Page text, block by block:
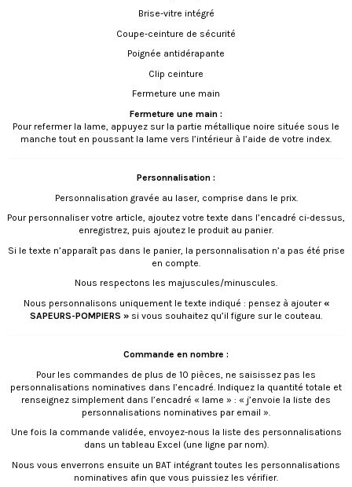
Brise-vitre intégré
Coupe-ceinture de sécurité
Poignée antidérapante
Clip ceinture
Fermeture une main
Fermeture une main :
Pour refermer la lame, appuyez sur la partie métallique noire située sous le
manche tout en poussant la lame vers l’intérieur à l’aide de votre index.
Personnalisation :
Personnalisation gravée au laser, comprise dans le prix.
Pour personnaliser votre article, ajoutez votre texte dans l’encadré ci-dessus,
enregistrez, puis ajoutez le produit au panier.
Si le texte n’apparaît pas dans le panier, la personnalisation n’a pas été prise
en compte.
Nous respectons les majuscules/minuscules.
Nous personnalisons uniquement le texte indiqué : pensez à ajouter«
SAPEURS-POMPIERS » si vous souhaitez qu’il figure sur le couteau.
Commande en nombre :
Pour les commandes de plus de 10 pièces, ne saisissez pas les
personnalisations nominatives dans l’encadré. Indiquez la quantité totale et
renseignez simplement dans l’encadré « lame » : « j’envoie la liste des
personnalisations nominatives par email ».
Une fois la commande validée, envoyez-nous la liste des personnalisations
dans un tableau Excel (une ligne par nom).
Nous vous enverrons ensuite un BAT intégrant toutes les personnalisations
nominatives afin que vous puissiez les vérifier.